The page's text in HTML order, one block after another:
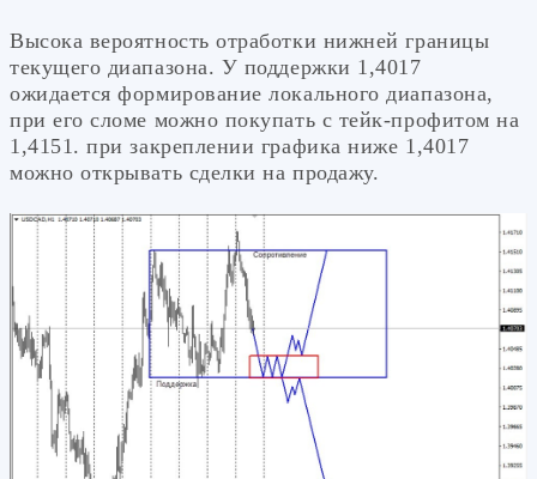
Высока вероятность отработки нижней границы
текущего диапазона. У поддержки 1,4017
ожидается формирование локального диапазона,
при его сломе можно покупать с тейк-профитом на
1,4151. при закреплении графика ниже 1,4017
можно открывать сделки на продажу.